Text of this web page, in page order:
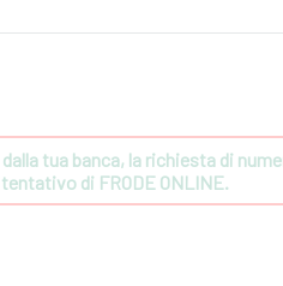
tua banca, la richiesta di
di FRODE ONLINE.